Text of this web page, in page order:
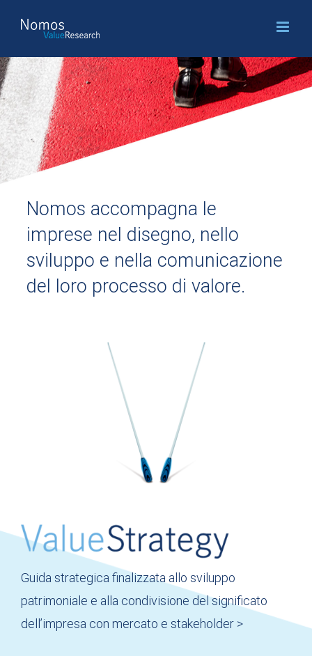
Nomos accompagna le
imprese nel disegno, nello
sviluppo e nella comunicazione
del loro processo di valore.
Guida strategica finalizzata allo sviluppo
patrimoniale e alla condivisione del significato
dell’impresa con mercato e stakeholder >